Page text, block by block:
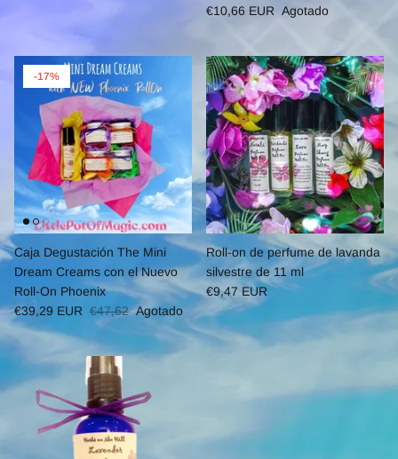
€10,66 EUR Agotado
-17%
Caja Degustación The Mini
Dream Creams con el Nuevo
Roll-On Phoenix
€39,29 EUR €47,62 Agotado
Roll-on de perfume de lavanda
silvestre de 11 ml
€9,47 EUR